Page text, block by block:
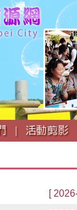
| 活動剪影
[